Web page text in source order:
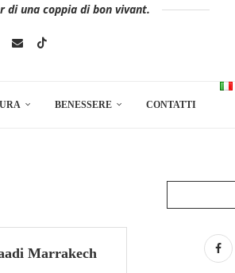
di una coppia di bon vivant.
BENESSERE CONTATTI
Marrakech